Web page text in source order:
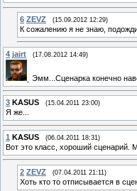
6 ZEVZ (15.09.2012 12:29)
К сожалению я не знаю,
4 jairt (17.08.2012 14:49)
Эмм...Сценарка конечно
3 KASUS (15.04.2011 23:00)
Я же...
1 KASUS (06.04.2011 18:31)
Вот это класс, хороший сценарий.
2 ZEVZ (07.04.2011 21:11)
Хоть кто то отписывается в